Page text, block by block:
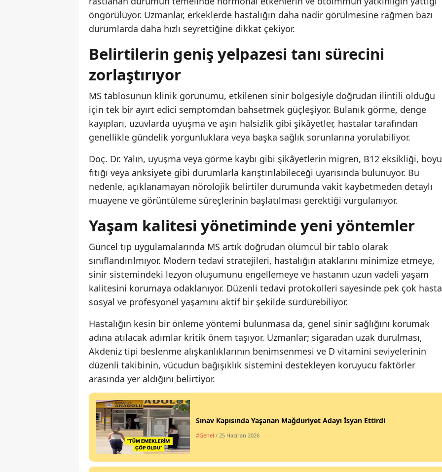
öngörülüyor. Uzmanlar, erkeklerde hastalığın daha nadir görülmesine rağmen bazı
durumlarda daha hızlı seyrettiğine dikkat çekiyor.
Belirtilerin geniş yelpazesi tanı sürecini
zorlaştırıyor
MS tablosunun klinik görünümü, etkilenen sinir bölgesiyle doğrudan ilintili olduğu
için tek bir ayırt edici semptomdan bahsetmek güçleşiyor. Bulanık görme, denge
kayıpları, uzuvlarda uyuşma ve aşırı halsizlik gibi şikâyetler, hastalar tarafından
genellikle gündelik yorgunluklara veya başka sağlık sorunlarına yorulabiliyor.
Doç. Dr. Yalın, uyuşma veya görme kaybı gibi şikâyetlerin migren, B12 eksikliği,
fıtığı veya anksiyete gibi durumlarla karıştırılabileceği uyarısında bulunuyor. Bu
nedenle, açıklanamayan nörolojik belirtiler durumunda vakit kaybetmeden detaylı
muayene ve görüntüleme süreçlerinin başlatılması gerektiği vurgulanıyor.
Yaşam kalitesi yönetiminde yeni yöntemler
Güncel tıp uygulamalarında MS artık doğrudan ölümcül bir tablo olarak
sınıflandırılmıyor. Modern tedavi stratejileri, hastalığın ataklarını minimize etmeye,
sinir sistemindeki lezyon oluşumunu engellemeye ve hastanın uzun vadeli yaşam
kalitesini korumaya odaklanıyor. Düzenli tedavi protokolleri sayesinde pek çok
sosyal ve profesyonel yaşamını aktif bir şekilde sürdürebiliyor.
Hastalığın kesin bir önleme yöntemi bulunmasa da, genel sinir sağlığını korumak
adına atılacak adımlar kritik önem taşıyor. Uzmanlar; sigaradan uzak durulması,
Akdeniz tipi beslenme alışkanlıklarının benimsenmesi ve D vitamini seviyelerinin
düzenli takibinin, vücudun bağışıklık sistemini destekleyen koruyucu faktörler
arasında yer aldığını belirtiyor.
Sınav Kapısında Yaşanan Mağduriyet Adayı İsyan Ettirdi
#Genel / 25 Haziran 2026